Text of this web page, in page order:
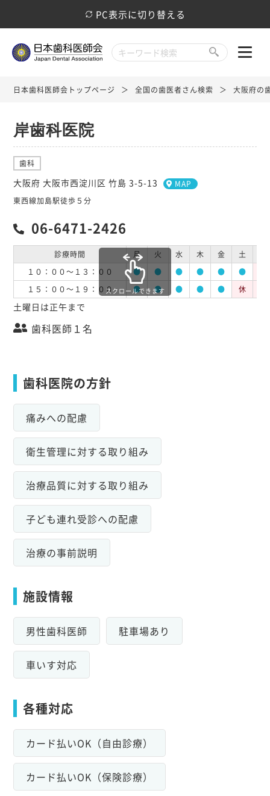
PC表示に切り替える
日本歯科医師会トップページ 全国の歯医者さん検索 大阪府の
岸歯科医院
歯科
大阪府 大阪市西淀川区 竹島 3-5-13
MAP
東西線加島駅徒歩５分
06-6471-2426
診療時間 月 火 水 木 金 土
１０：００～１３：００
● ● ● ● ● ●
１５：００～１９：００
● ● ● ● ● 休
スクロールできます
土曜日は正午まで
歯科医師１名
歯科医院の方針
痛みへの配慮
衛生管理に対する取り組み
治療品質に対する取り組み
子ども連れ受診への配慮
治療の事前説明
施設情報
男性歯科医師 駐車場あり
車いす対応
各種対応
カード払いOK（自由診療）
カード払いOK（保険診療）